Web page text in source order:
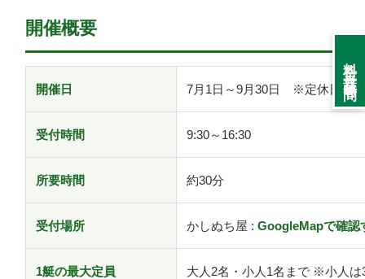
料金・営業時間
開催概要
開催日 7月1日～9月30日 ※定休日を
受付時間 9:30～16:30
所要時間 約30分
受付場所 かしぬち屋 : GoogleMapで確
1艇の最大定員 大人2名・小人1名まで ※小人は